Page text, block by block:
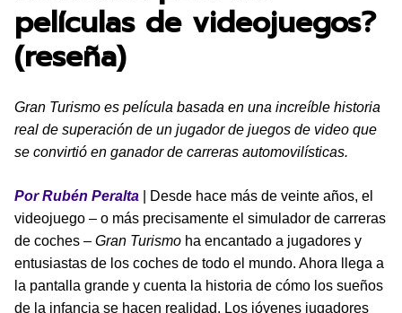
películas de videojuegos?
(reseña)
Gran Turismo es película basada en una increíble historia
real de superación de un jugador de juegos de video que
se convirtió en ganador de carreras automovilísticas.
Por Rubén Peralta | Desde hace más de veinte años, el
videojuego – o más precisamente el simulador de carreras
de coches – Gran Turismo ha encantado a jugadores y
entusiastas de los coches de todo el mundo. Ahora llega a
la pantalla grande y cuenta la historia de cómo los sueños
de la infancia se hacen realidad. Los jóvenes jugadores